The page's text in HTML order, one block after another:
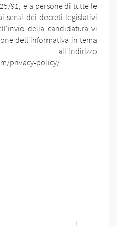
91, e a persone di tutte le
sensi dei decreti legislativi
della candidatura vi
dell'informativa in tema
privacy-policy/